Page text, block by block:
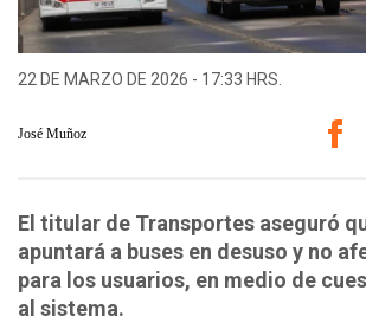
22 DE MARZO DE 2026 - 17:33 HRS.
José Muñoz
El titular de Transportes aseguró
apuntará a buses en desuso y no
para los usuarios, en medio de
al sistema.